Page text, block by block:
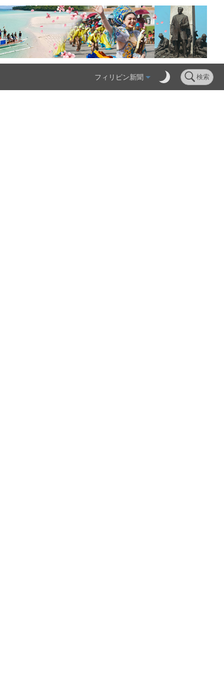
フィリピン新聞 検索